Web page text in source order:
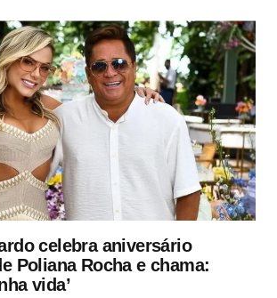
celebra aniversário
Poliana Rocha e chama:
vida’